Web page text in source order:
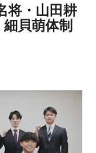
将・山田耕
貝萌体制